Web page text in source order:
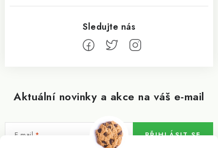
Aktuální novinky a akce na váš e-mail
E-mail PŘIHLÁSIT SE